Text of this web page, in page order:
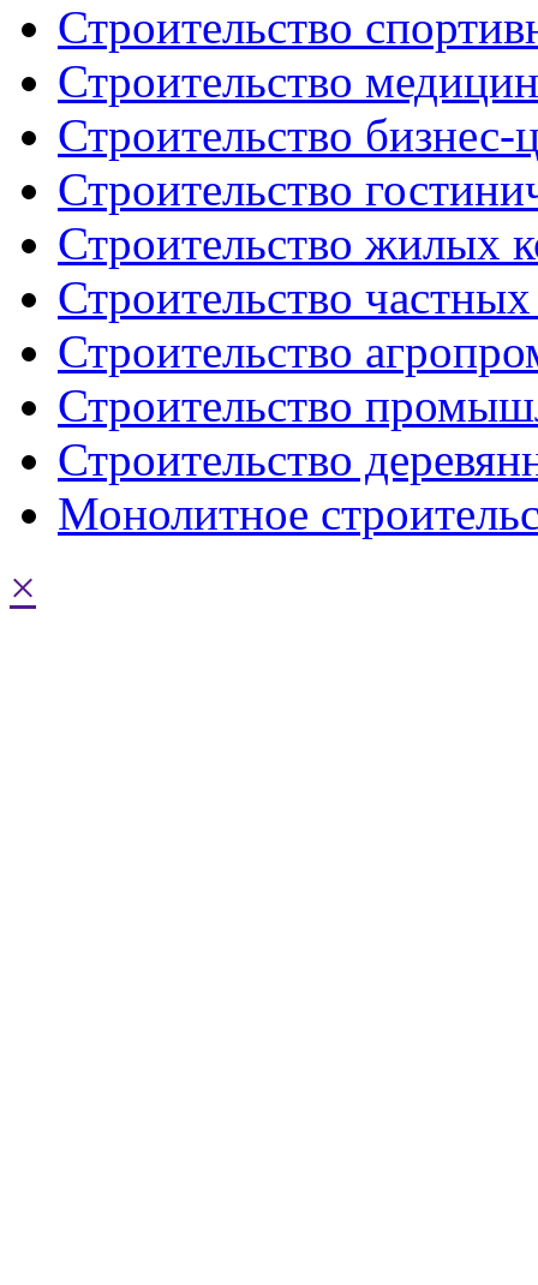
Строительство
Строительство
Строительство бизнес-
Строительство
Строительство жилых
Строительство
Строительство
Строительство
Строительство
Монолитное
×